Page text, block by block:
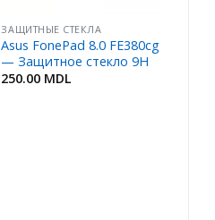
ЗАЩИТНЫЕ СТЕКЛА
Asus FonePad 8.0 FE380cg
— Защитное стекло 9H
250.00 MDL